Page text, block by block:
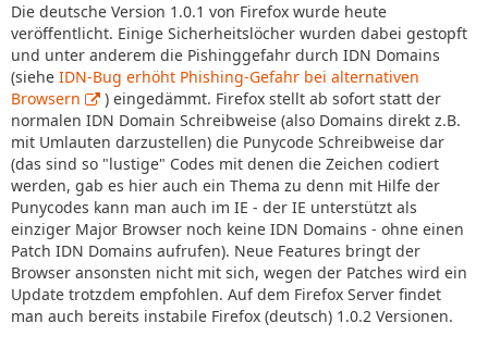
Die deutsche Version 1.0.1 von Firefox wurde heute
veröffentlicht. Einige Sicherheitslöcher wurden dabei gestopft
und unter anderem die Pishinggefahr durch IDN Domains
(siehe IDN-Bug erhöht Phishing-Gefahr bei alternativen
Browsern
) eingedämmt. Firefox stellt ab sofort statt der
normalen IDN Domain Schreibweise (also Domains direkt z.B.
mit Umlauten darzustellen) die Punycode Schreibweise dar
(das sind so "lustige" Codes mit denen die Zeichen codiert
werden, gab es hier auch ein Thema zu denn mit Hilfe der
Punycodes kann man auch im IE - der IE unterstützt als
einziger Major Browser noch keine IDN Domains - ohne einen
Patch IDN Domains aufrufen). Neue Features bringt der
Browser ansonsten nicht mit sich, wegen der Patches wird ein
Update trotzdem empfohlen. Auf dem Firefox Server findet
man auch bereits instabile Firefox (deutsch) 1.0.2 Versionen.